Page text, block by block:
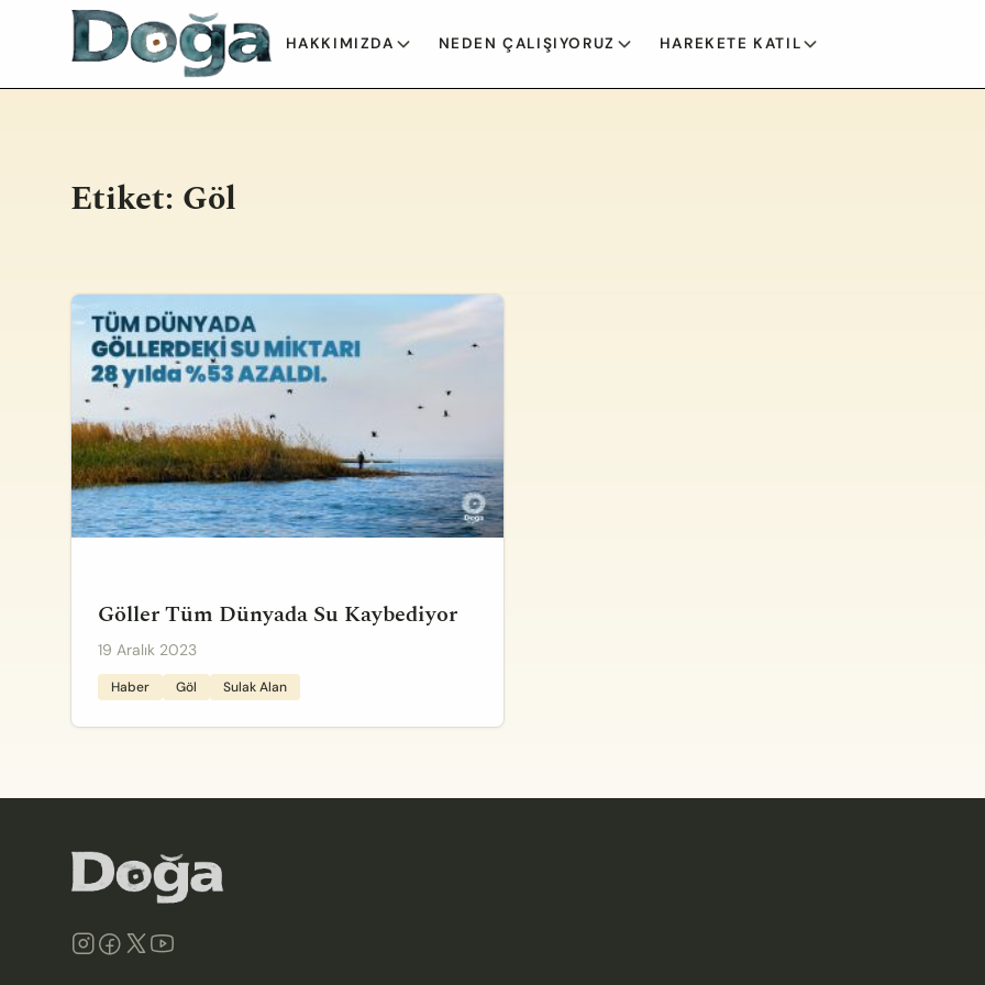
İçeriğe geç
HAKKIMIZDA NEDEN ÇALIŞIYORUZ HAREKETE KATIL
Etiket: Göl
Göller Tüm Dünyada Su Kaybediyor
19 Aralık 2023
Haber Göl Sulak Alan